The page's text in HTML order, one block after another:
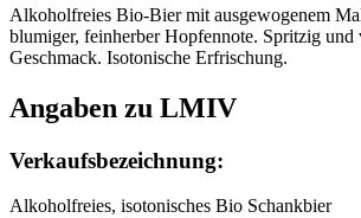
Alkoholfreies Bio-Bier mit ausgewogenem
blumiger, feinherber Hopfennote. Spritzig
Geschmack. Isotonische Erfrischung.
Angaben zu LMIV
Verkaufsbezeichnung:
Alkoholfreies, isotonisches Bio Schankbier